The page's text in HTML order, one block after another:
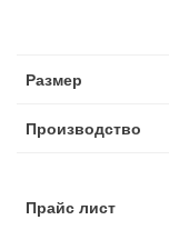
Размер
Производство
Прайс лист